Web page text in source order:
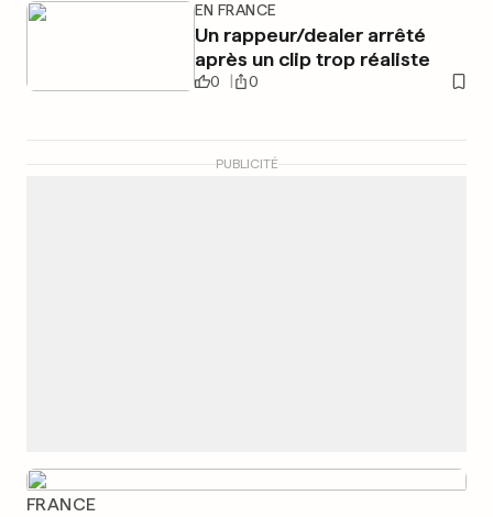
EN FRANCE
Un rappeur/dealer arrêté
après un clip trop réaliste
0 0
PUBLICITÉ
FRANCE